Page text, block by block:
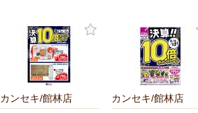
カンセキ/館林店 カンセキ/館林店